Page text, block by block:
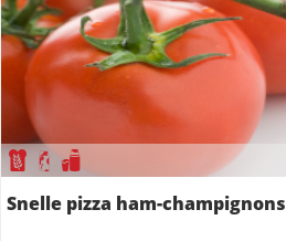
Snelle pizza ham-champignons